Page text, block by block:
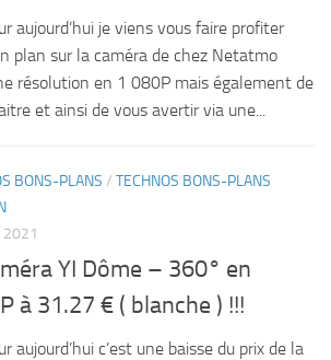
aujourd’hui je viens vous faire profiter
plan sur la caméra de chez Netatmo
résolution en 1 080P mais également de
et ainsi de vous avertir via une...
BONS-PLANS / TECHNOS BONS-PLANS
2021
YI Dôme – 360° en
à 31.27 € ( blanche ) !!!
aujourd’hui c’est une baisse du prix de la